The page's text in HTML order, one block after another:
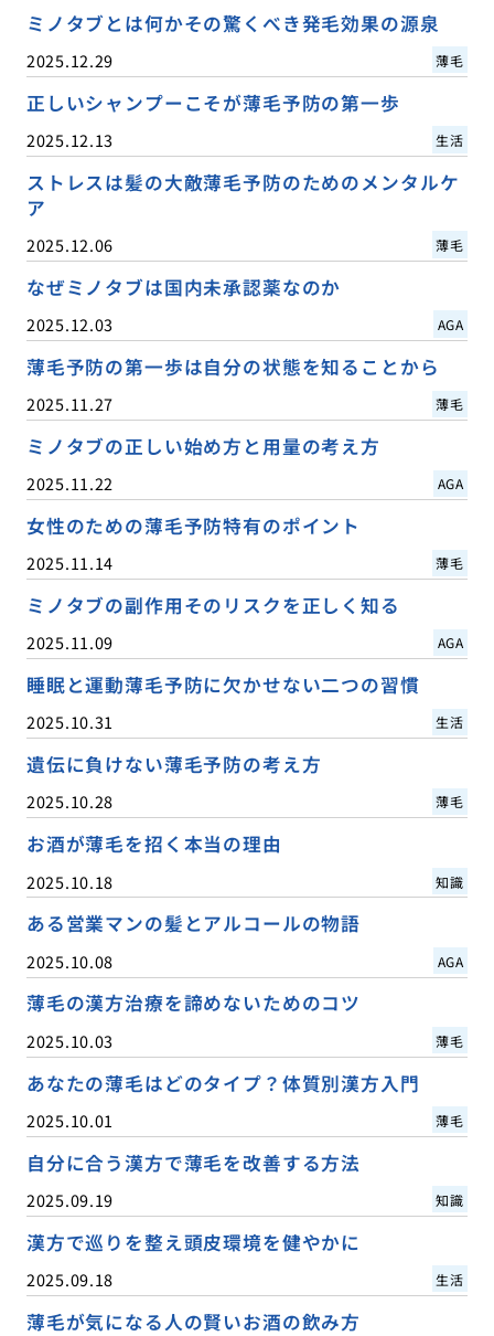
ミノタブとは何かその驚くべき発毛効果の源泉
2025.12.29 薄毛
正しいシャンプーこそが薄毛予防の第一歩
2025.12.13 生活
ストレスは髪の大敵薄毛予防のためのメンタルケ
ア
2025.12.06 薄毛
なぜミノタブは国内未承認薬なのか
2025.12.03 AGA
薄毛予防の第一歩は自分の状態を知ることから
2025.11.27 薄毛
ミノタブの正しい始め方と用量の考え方
2025.11.22 AGA
女性のための薄毛予防特有のポイント
2025.11.14 薄毛
ミノタブの副作用そのリスクを正しく知る
2025.11.09 AGA
睡眠と運動薄毛予防に欠かせない二つの習慣
2025.10.31 生活
遺伝に負けない薄毛予防の考え方
2025.10.28 薄毛
お酒が薄毛を招く本当の理由
2025.10.18 知識
ある営業マンの髪とアルコールの物語
2025.10.08 AGA
薄毛の漢方治療を諦めないためのコツ
2025.10.03 薄毛
あなたの薄毛はどのタイプ？体質別漢方入門
2025.10.01 薄毛
自分に合う漢方で薄毛を改善する方法
2025.09.19 知識
漢方で巡りを整え頭皮環境を健やかに
2025.09.18 生活
薄毛が気になる人の賢いお酒の飲み方